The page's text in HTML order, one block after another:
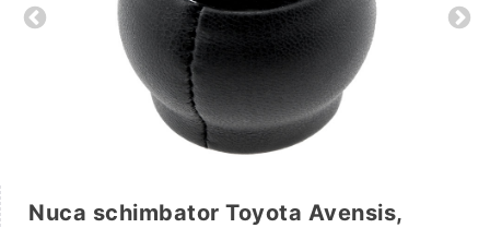
Nuca schimbator Toyota Avensis,